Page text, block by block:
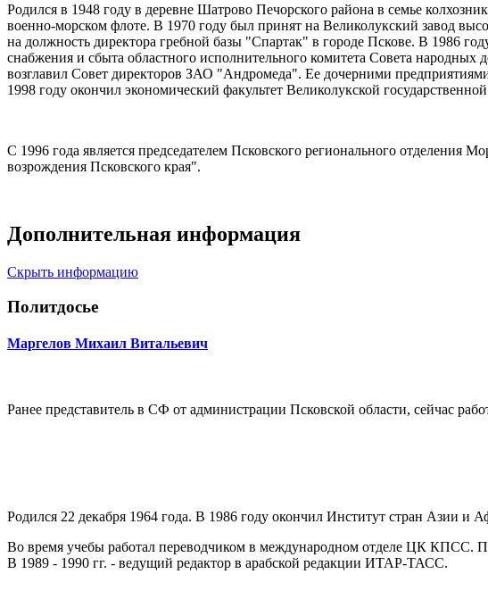
Родился в 1948 году в деревне Шатрово Печорского района в семье
военно-морском флоте. В 1970 году был принят на Великолукский завод
на должность директора гребной базы "Спартак" в городе Пскове. В 1986
снабжения и сбыта областного исполнительного комитета Совета народных
возглавил Совет директоров ЗАО "Андромеда". Ее дочерними
1998 году окончил экономический факультет Великолукской
С 1996 года является председателем Псковского регионального отделения
возрождения Псковского края".
Дополнительная информация
Скрыть информацию
Политдосье
Маргелов Михаил Витальевич
Ранее представитель в СФ от администрации Псковской области, сейчас
Родился 22 декабря 1964 года. В 1986 году окончил Институт стран Азии и
Во время учебы работал переводчиком в международном отделе ЦК КПСС.
В 1989 - 1990 гг. - ведущий редактор в арабской редакции ИТАР-ТАСС.